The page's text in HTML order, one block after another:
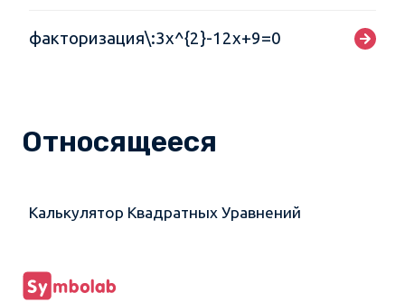
факторизация\:3x^{2}-12x+9=0
Относящееся
Калькулятор Квадратных Уравнений